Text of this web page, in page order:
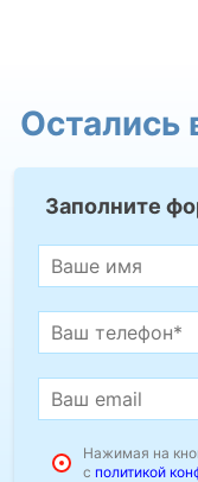
Остались
Заполните
Нажимая на
с политикой